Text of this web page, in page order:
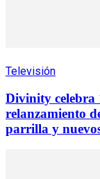
Televisión
Divinity celebra
relanzamiento
parrilla y